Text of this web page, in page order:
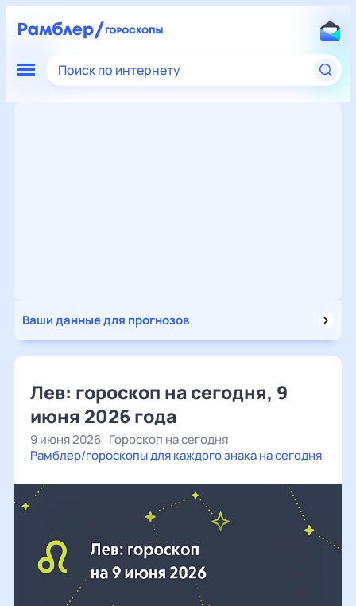
Поиск по интернету
Ваши данные для прогнозов
Лев: гороскоп на сегодня, 9
июня 2026 года
9 июня 2026 Гороскоп на сегодня
Рамблер/гороскопы для каждого знака на сегодня